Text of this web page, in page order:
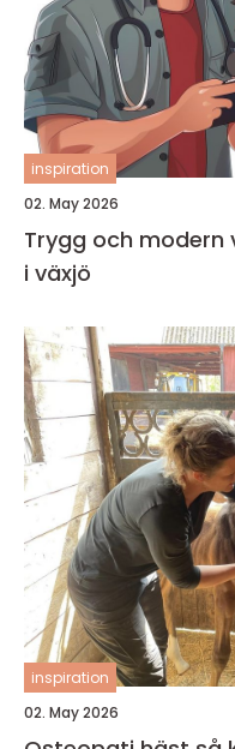
inspiration
02. May 2026
Trygg och
i växjö
inspiration
02. May 2026